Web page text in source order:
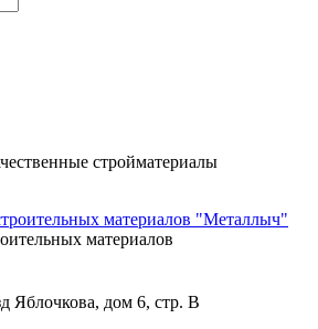
стройматериалы
материалов
Яблочкова, дом 6, стр. В